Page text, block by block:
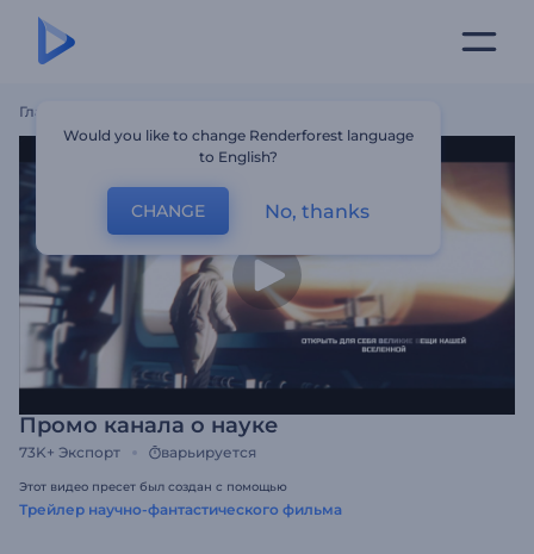
Главная
Промо канала о науке
73K+ Экспорт варьируется
Этот видео пресет был создан с помощью
Трейлер научно-фантастического фильма
Would you like to change Renderforest language
to English?
CHANGE No, thanks